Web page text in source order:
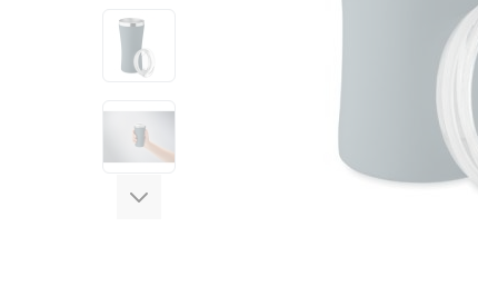
View larger image
View larger image
View larger image